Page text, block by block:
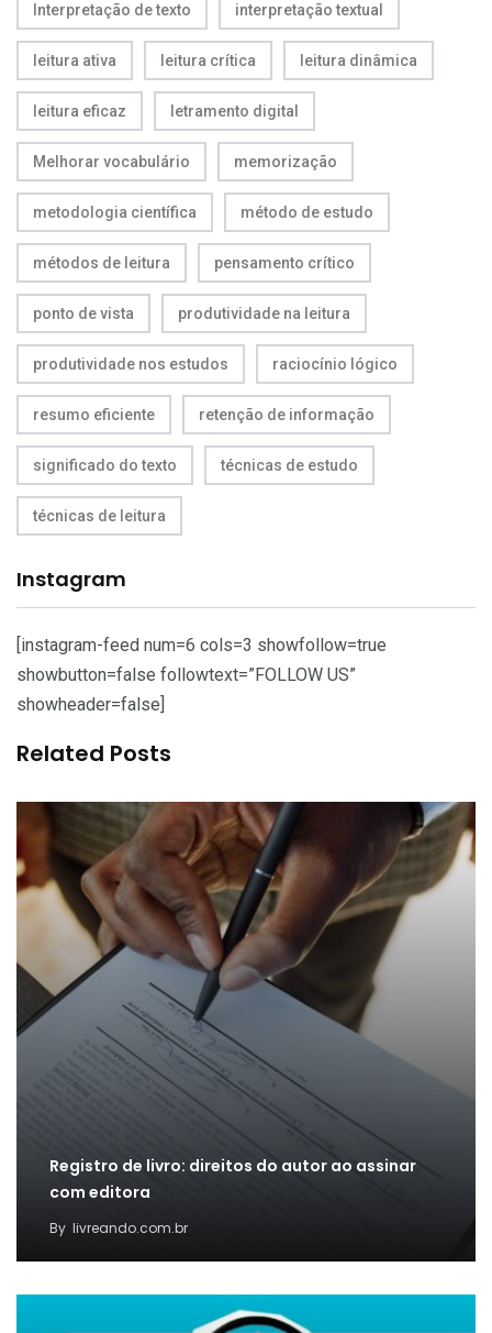
Interpretação de texto interpretação textual
leitura ativa leitura crítica leitura dinâmica
leitura eficaz letramento digital
Melhorar vocabulário memorização
metodologia científica método de estudo
métodos de leitura pensamento crítico
ponto de vista produtividade na leitura
produtividade nos estudos raciocínio lógico
resumo eficiente retenção de informação
significado do texto técnicas de estudo
técnicas de leitura
Instagram
[instagram-feed num=6 cols=3 showfollow=true
showbutton=false followtext=”FOLLOW US”
showheader=false]
Related Posts
Registro de livro: direitos do autor ao assinar
com editora
By livreando.com.br